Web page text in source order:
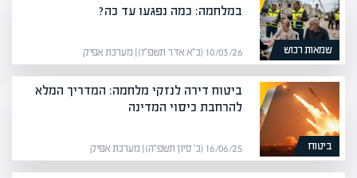
שמאות רכוש
במלחמה: כמה נפגעו עד כה?
10/03/26 (כ״א אדר תשפ״ו) | מערכת אפיק
ביטוח
ביטוח דירה לנזקי מלחמה: המדריך המלא
להרחבת כיסוי המדינה
16/06/25 (כ׳ סיון תשפ״ה) | מערכת אפיק